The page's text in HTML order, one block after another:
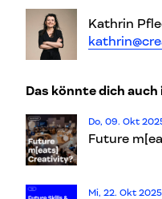
Kathrin
Das könnte dich
Do, 09. Okt
Future
Mi, 22. Okt 2025